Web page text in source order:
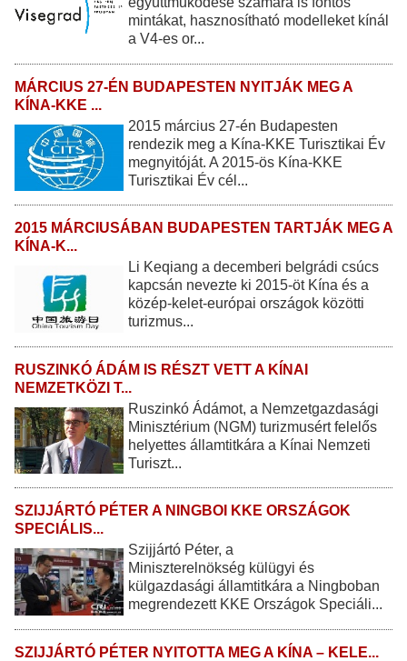
mintákat, hasznosítható modelleket kínál
a V4-es or...
MÁRCIUS 27-ÉN BUDAPESTEN NYITJÁK MEG A
KÍNA-KKE ...
2015 március 27-én Budapesten
rendezik meg a Kína-KKE Turisztikai Év
megnyitóját. A 2015-ös Kína-KKE
Turisztikai Év cél...
2015 MÁRCIUSÁBAN BUDAPESTEN TARTJÁK MEG A
KÍNA-K...
Li Keqiang a decemberi belgrádi csúcs
kapcsán nevezte ki 2015-öt Kína és a
közép-kelet-európai országok közötti
turizmus...
RUSZINKÓ ÁDÁM IS RÉSZT VETT A KÍNAI
NEMZETKÖZI T...
Ruszinkó Ádámot, a Nemzetgazdasági
Minisztérium (NGM) turizmusért felelős
helyettes államtitkára a Kínai Nemzeti
Turiszt...
SZIJJÁRTÓ PÉTER A NINGBOI KKE ORSZÁGOK
SPECIÁLIS...
Szijjártó Péter, a
Miniszterelnökség külügyi és
külgazdasági államtitkára a Ningboban
megrendezett KKE Országok Speciáli...
SZIJJÁRTÓ PÉTER NYITOTTA MEG A KÍNA – KELE...